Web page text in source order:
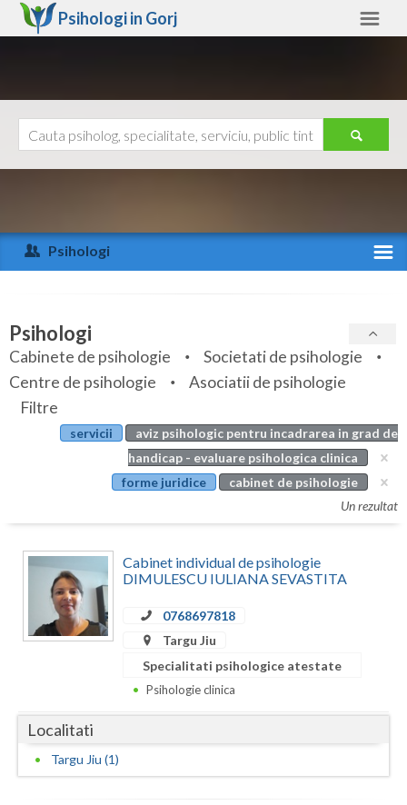
Psihologi in Gorj
Arad
Arges
Bihor
Bistrita-Nasaud
Botosani
Bucuresti
Calarasi
Caras-Severin
Covasna
Dambovita
Ajutor
Psihologi
Specialitati
Servicii
Articole
Evenimente
Psihologi
Cabinete de psihologie
Societati de psihologie
Centre de psihologie
Asociatii de psihologie
Filtre
servicii
aviz psihologic pentru incadrarea in grad de
handicap - evaluare psihologica clinica
forme juridice
cabinet de psihologie
Un rezultat
Cabinet individual de psihologie
DIMULESCU IULIANA SEVASTITA
0768697818
Targu Jiu
Specialitati psihologice atestate
Psihologie clinica
Localitati
Targu Jiu (1)